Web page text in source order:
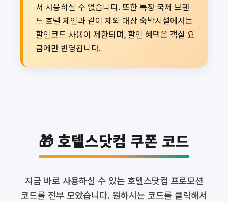
서 사용하실 수 없습니다. 또한 특정 국제 브랜
드 호텔 체인과 같이 제외 대상 숙박시설에서는
할인코드 사용이 제한되며, 할인 혜택은 객실 요
금에만 반영됩니다.
🎁 호텔스닷컴 쿠폰 코드
지금 바로 사용하실 수 있는 호텔스닷컴 프로모션
코드를 전부 모았습니다. 원하시는 코드를 클릭해서